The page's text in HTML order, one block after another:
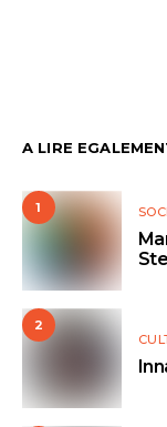
A LIRE
1
2